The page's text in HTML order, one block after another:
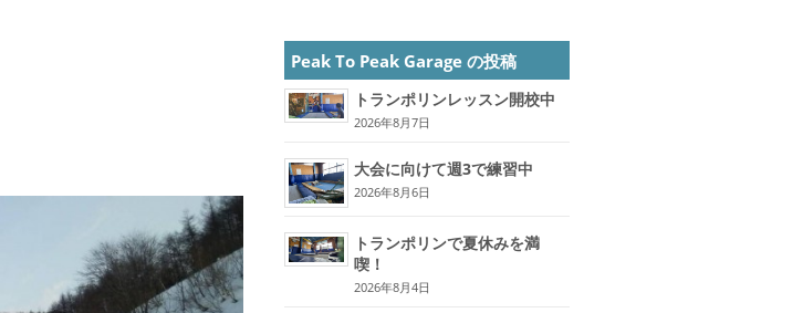
Peak To Peak Garage の投稿
トランポリンレッスン開校中
2026年8月7日
大会に向けて週3で練習中
2026年8月6日
トランポリンで夏休みを満
喫！
2026年8月4日